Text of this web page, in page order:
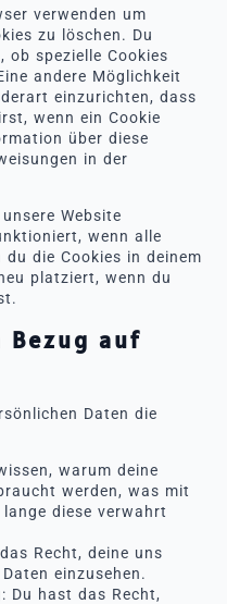
verwenden um
zu löschen. Du
ob spezielle Cookies
andere Möglichkeit
einzurichten, dass
wenn ein Cookie
über diese
in der
Website
wenn alle
die Cookies in deinem
platziert, wenn du
Bezug auf
Daten die
warum deine
werden, was mit
diese verwahrt
Recht, deine uns
einzusehen.
Du hast das Recht,